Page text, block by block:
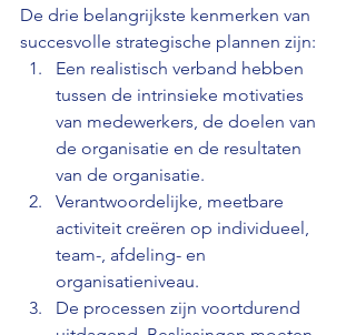
De drie belangrijkste kenmerken van
succesvolle strategische plannen zijn:
Een realistisch verband hebben
tussen de intrinsieke motivaties
van medewerkers, de doelen van
de organisatie en de resultaten
van de organisatie.
Verantwoordelijke, meetbare
activiteit creëren op individueel,
team-, afdeling- en
organisatieniveau.
De processen zijn voortdurend